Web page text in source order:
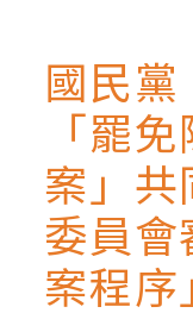
國民
「罷
案」共
委員會
案程序」